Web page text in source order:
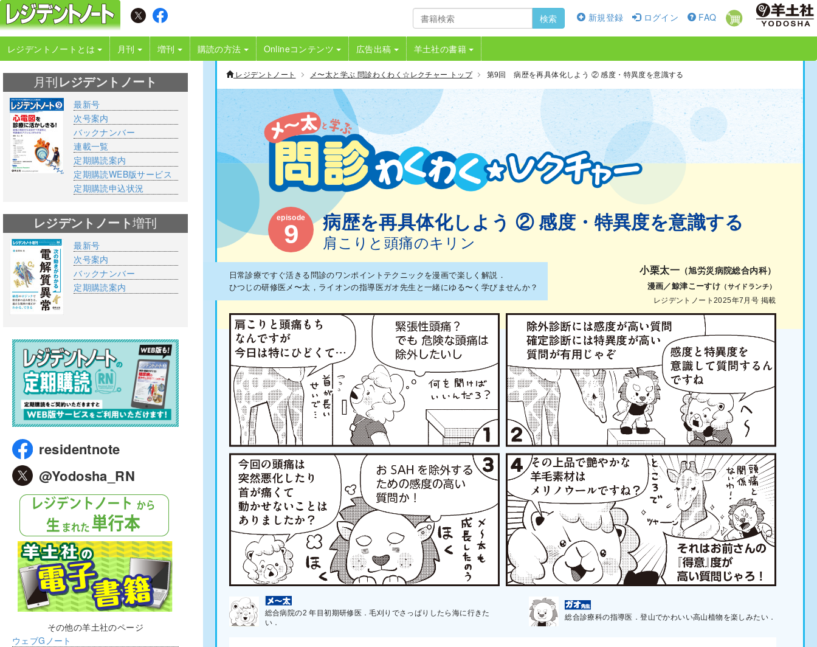
新規登録 ログイン FAQ
検索
レジデントノートとは 月刊 増刊 購読の方法 Onlineコンテンツ 広告出稿 羊土社の書籍
レジデントノート メ〜太と学ぶ 問診わくわく☆レクチャー トップ 第9回 病歴を再具体化しよう ② 感度・特異度を意識する
episode
9 病歴を再具体化しよう ② 感度・特異度を意識する
肩こりと頭痛のキリン
日常診療ですぐ活きる問診のワンポイントテクニックを漫画で楽しく解説．
ひつじの研修医メ〜太，ライオンの指導医ガオ先生と一緒にゆる〜く学びませんか？
小栗太一 （旭労災病院総合内科）
漫画／鯨津こーすけ （サイドランチ）
レジデントノート2025年7月号 掲載
総合病院の2 年目初期研修医．毛刈りでさっぱりしたら海に行きた
い．
総合診療科の指導医．登山でかわいい高山植物を楽しみたい．
月刊 レジデントノート
最新号
次号案内
バックナンバー
連載一覧
定期購読案内
定期購読WEB版サービス
定期購読申込状況
レジデントノート増刊
最新号
次号案内
バックナンバー
定期購読案内
residentnote
@Yodosha_RN
その他の羊土社のページ
ウェブGノート